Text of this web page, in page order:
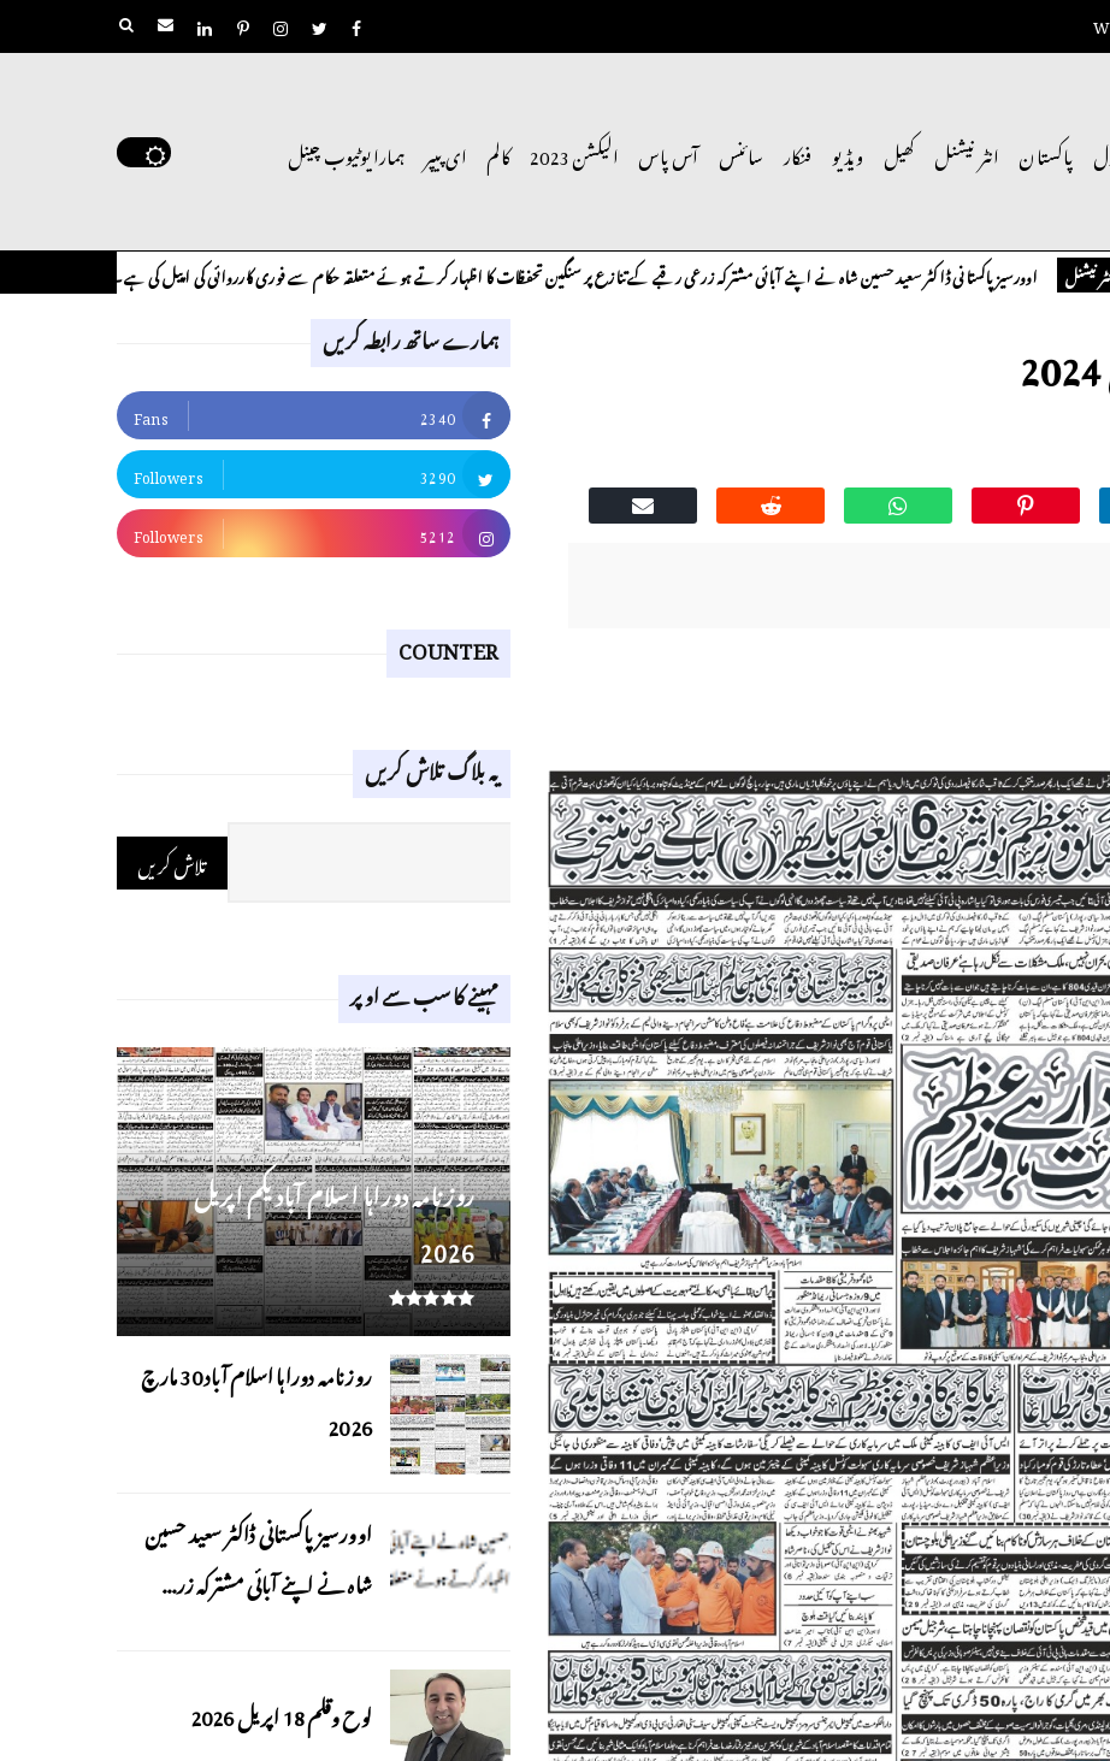
پاکستان انٹر نیشنل کھیل ویڈیو فنکار سائنس آس پاس الیکشن 2023 کالم ای پیپر ہمارا یوٹیوب چینل
پاکستانی ڈاکٹر سعید حسین شاہ نے اپنے آبائی مشترکہ زرعی رقبے کے تنازع پر سنگین تحفظات کا اظہار کرتے ہوئے متعلقہ حکام سے فوری کارروائی کی اپیل کی ہے۔ کالم لوح وقلم 18 اپریل 2026
ہمارے ساتھ رابطہ کریں
2340
Fans
3290
Followers
5212
Followers
COUNTER
یہ بلاگ تلاش کریں
مہینے کا سب سے اوپر
روز نامہ دوراہا اسلام آباد یکم اپریل
2026
روزنامہ دوراہا اسلام آباد 30 مارچ
2026
اوورسیز پاکستانی ڈاکٹر سعید حسین
شاہ نے اپنے آبائی مشترکہ زر...
لوح وقلم 18 اپریل 2026